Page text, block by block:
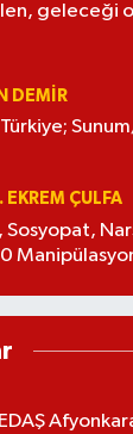
geleceği
DEMİR
EKREM ÇULFA
Sosyopat,